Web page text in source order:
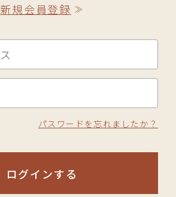
新規会員登録 ≫
パスワードを忘れましたか？
ログインする